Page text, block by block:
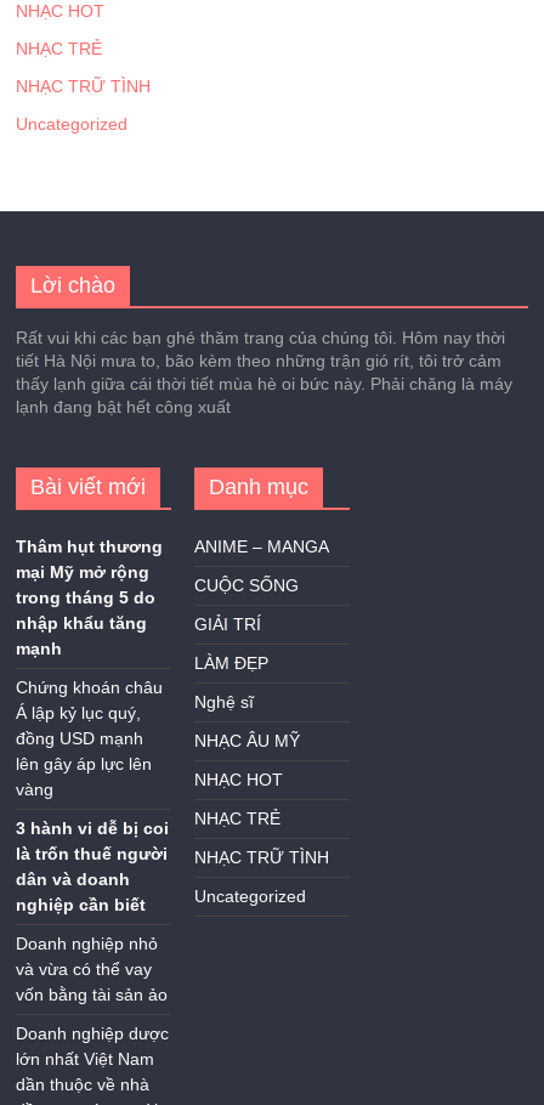
NHẠC HOT
NHẠC TRẺ
NHẠC TRỮ TÌNH
Uncategorized
Lời chào
Rất vui khi các bạn ghé thăm trang của chúng tôi. Hôm nay thời
tiết Hà Nội mưa to, bão kèm theo những trận gió rít, tôi trở cảm
thấy lạnh giữa cái thời tiết mùa hè oi bức này. Phải chăng là máy
lạnh đang bật hết công xuất
Bài viết mới
Thâm hụt thương
mại Mỹ mở rộng
trong tháng 5 do
nhập khẩu tăng
mạnh
Chứng khoán châu
Á lập kỷ lục quý,
đồng USD mạnh
lên gây áp lực lên
vàng
3 hành vi dễ bị coi
là trốn thuế người
dân và doanh
nghiệp cần biết
Doanh nghiệp nhỏ
và vừa có thể vay
vốn bằng tài sản ảo
Doanh nghiệp dược
lớn nhất Việt Nam
dần thuộc về nhà
Danh mục
ANIME – MANGA
CUỘC SỐNG
GIẢI TRÍ
LÀM ĐẸP
Nghệ sĩ
NHẠC ÂU MỸ
NHẠC HOT
NHẠC TRẺ
NHẠC TRỮ TÌNH
Uncategorized